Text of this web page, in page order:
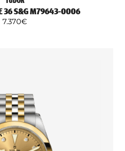
36 S&G M79643-0006
7.370€